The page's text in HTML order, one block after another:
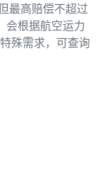
最高赔偿不超过
会根据航空运力
殊需求，可查询